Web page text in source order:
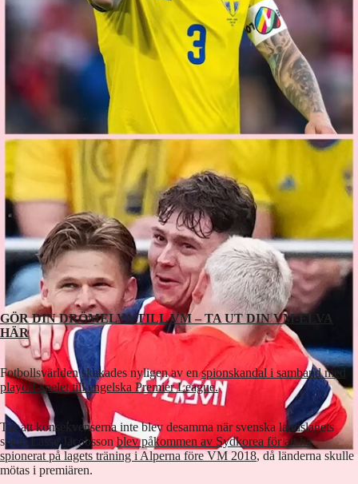
GÖR DIN DRÖMELVA TILL VM – TA UT DIN VM-ELVA
HÄR
Fotbollsvärlden skakades nyligen av enspionskandal i samband med
playoff-spelet till engelska Premier League.
Tur att konsekvenserna inte blev desamma när svenska landslagets
spion Lasse Jacobsson blev påkommen av Sydkorea för att ha
spionerat på lagets träning i Alperna före VM 2018, då länderna skulle
mötas i premiären.